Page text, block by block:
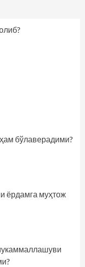
бўлаверадими?
ёрдамга муҳтож